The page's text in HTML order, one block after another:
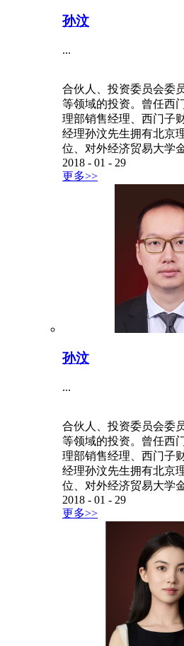
孙汶
...
合伙人、投资委员会委
等领域的投资。曾任西
理部销售经理、西门子
经理孙汶先生拥有北京
位、对外经济贸易大学
2018 - 01 - 29
更多>>
孙汶
...
合伙人、投资委员会委
等领域的投资。曾任西
理部销售经理、西门子
经理孙汶先生拥有北京
位、对外经济贸易大学
2018 - 01 - 29
更多>>